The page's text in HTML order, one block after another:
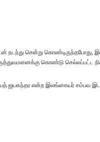
நடந்து சென்று
கொண்டு செல்லப்பட்ட
ஜயசுந்தர என்ற இலங்கையர் சம்பவ